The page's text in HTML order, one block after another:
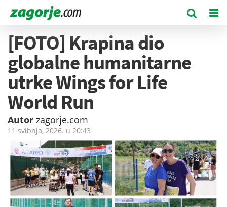
[FOTO] Krapina dio
globalne humanitarne
utrke Wings for Life
World Run
Autor zagorje.com
11 svibnja, 2026. u 20:43